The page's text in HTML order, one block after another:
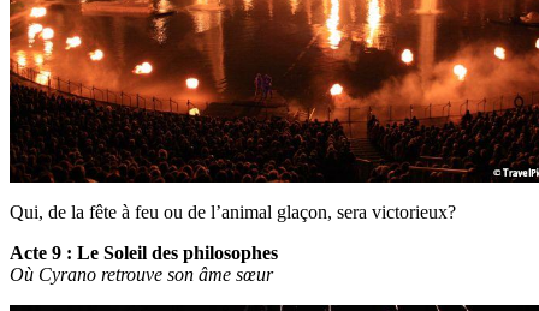
Qui, de la fête à feu ou de l’animal glaçon, sera victorieux?
Acte 9 : Le Soleil des philosophes
Où Cyrano retrouve son âme sœur